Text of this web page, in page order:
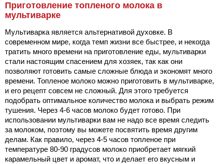
Приготовление топленого молока в
мультиварке
Мультиварка является альтернативой духовке. В
современном мире, когда темп жизни все быстрее, и некогда
тратить много времени на приготовление еды, мультиварки
стали настоящим спасением для хозяек, так как они
позволяют готовить самые сложные блюда и экономят много
времени. Топленое молоко можно приготовить в мультиварке,
и его рецепт совсем не сложный. Для этого требуется
подобрать оптимальное количество молока и выбрать режим
тушения. Через 4-6 часов молоко будет готово. При
использовании мультиварки вам не надо все время следить
за молоком, поэтому вы можете посвятить время другим
делам. Как правило, через 4-5 часов топленое при
температуре 80-90 градусов молоко приобретает мягкий
карамельный цвет и аромат, что и делает его вкусным и